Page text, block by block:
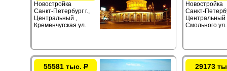
Новостройка
Санкт-Петербург г.,
Центральный ,
Кременчугская ул.
Новостройка
Санкт-
Центральный
Смольного ул.
55581 тыс.Р 29173